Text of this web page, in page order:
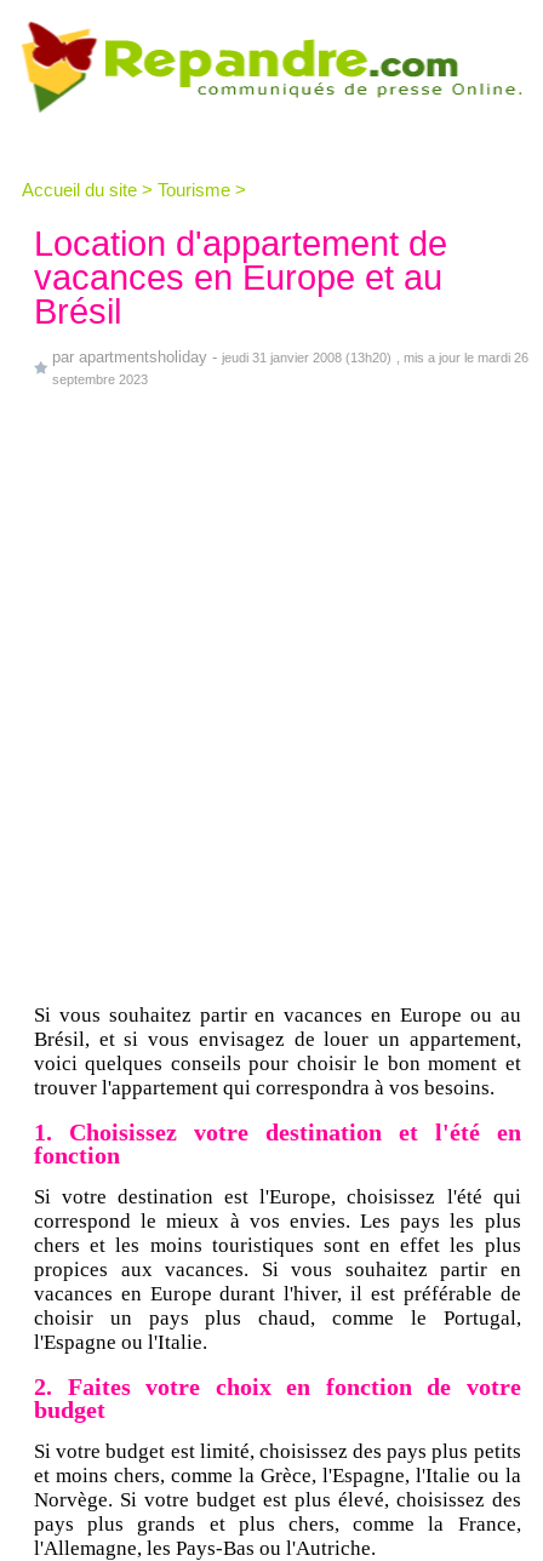
Accueil du site > Tourisme >
Location d'appartement de
vacances en Europe et au
Brésil
par apartmentsholiday - jeudi 31 janvier 2008 (13h20)
, mis a jour le mardi 26
septembre 2023
Si vous souhaitez partir en vacances en Europe ou au
Brésil, et si vous envisagez de louer un appartement,
voici quelques conseils pour choisir le bon moment et
trouver l'appartement qui correspondra à vos besoins.
1. Choisissez votre destination et l'été en
fonction
Si votre destination est l'Europe, choisissez l'été qui
correspond le mieux à vos envies. Les pays les plus
chers et les moins touristiques sont en effet les plus
propices aux vacances. Si vous souhaitez partir en
vacances en Europe durant l'hiver, il est préférable de
choisir un pays plus chaud, comme le Portugal,
l'Espagne ou l'Italie.
2. Faites votre choix en fonction de votre
budget
Si votre budget est limité, choisissez des pays plus petits
et moins chers, comme la Grèce, l'Espagne, l'Italie ou la
Norvège. Si votre budget est plus élevé, choisissez des
pays plus grands et plus chers, comme la France,
l'Allemagne, les Pays-Bas ou l'Autriche.